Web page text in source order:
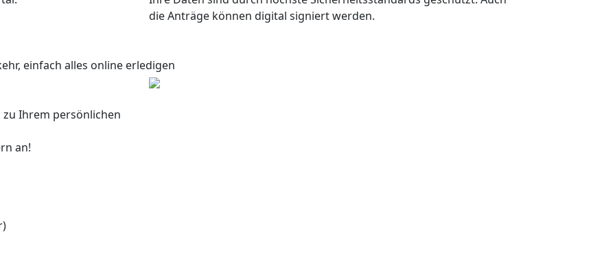
die Anträge können digital signiert werden.
einfach alles online erledigen
Ihrem persönlichen
an!